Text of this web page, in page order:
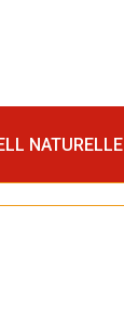
NATURELLE